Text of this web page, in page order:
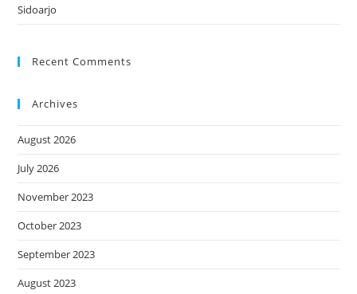
Sidoarjo
Recent Comments
Archives
August 2026
July 2026
November 2023
October 2023
September 2023
August 2023